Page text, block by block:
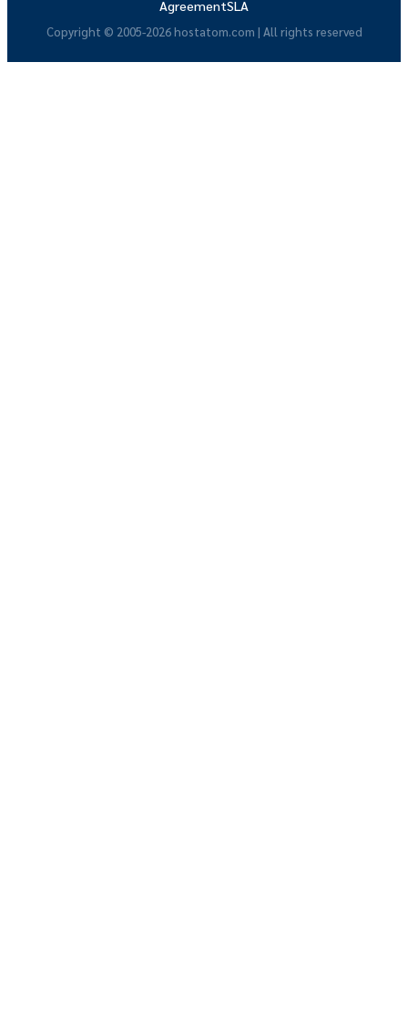
Copyright © 2005-2026 hostatom.com | All rights reserved
AgreementSLA